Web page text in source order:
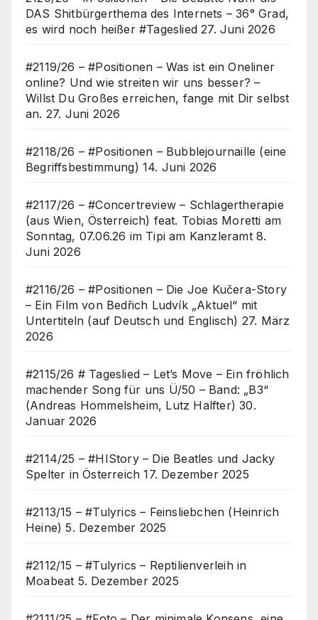
DAS Shitbürgerthema des Internets – 36° Grad,
es wird noch heißer #Tageslied 27. Juni 2026
#2119/26 – #Positionen – Was ist ein Oneliner
online? Und wie streiten wir uns besser? –
Willst Du Großes erreichen, fange mit Dir selbst
an. 27. Juni 2026
#2118/26 – #Positionen – Bubblejournaille (eine
Begriffsbestimmung) 14. Juni 2026
#2117/26 – #Concertreview – Schlagertherapie
(aus Wien, Österreich) feat. Tobias Moretti am
Sonntag, 07.06.26 im Tipi am Kanzleramt 8.
Juni 2026
#2116/26 – #Positionen – Die Joe Kučera-Story
– Ein Film von Bedřich Ludvík „Aktuel“ mit
Untertiteln (auf Deutsch und Englisch) 27. März
2026
#2115/26 # Tageslied – Let’s Move – Ein fröhlich
machender Song für uns Ü/50 – Band: „B3“
(Andreas Hommelsheim, Lutz Halfter) 30.
Januar 2026
#2114/25 – #HIStory – Die Beatles und Jacky
Spelter in Österreich 17. Dezember 2025
#2113/15 – #Tulyrics – Feinsliebchen (Heinrich
Heine) 5. Dezember 2025
#2112/15 – #Tulyrics – Reptilienverleih in
Moabeat 5. Dezember 2025